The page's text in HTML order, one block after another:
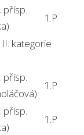
přísp.
1.P
kategorie
přísp.
1.P
přísp.
1.P